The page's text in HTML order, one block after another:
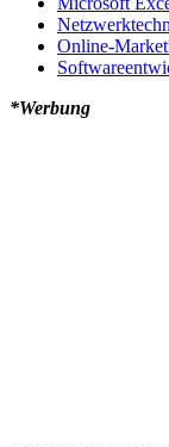
Online-
*Werbung